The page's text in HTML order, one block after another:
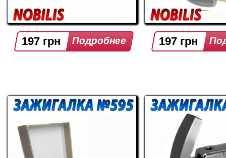
197 грн 197 грн